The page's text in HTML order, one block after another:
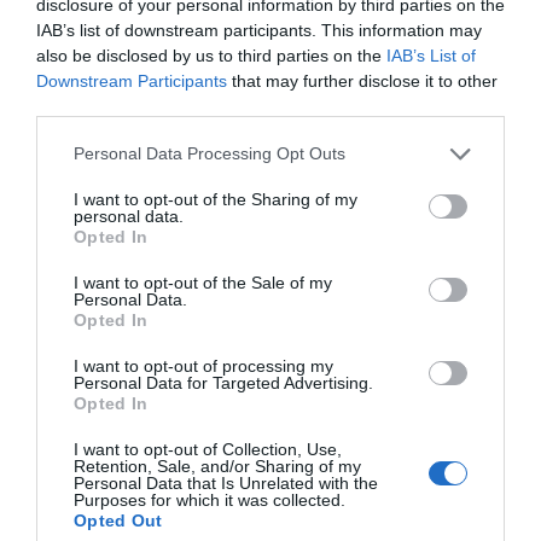
disclosure of your personal information by third parties on the
IAB’s list of downstream participants. This information may
also be disclosed by us to third parties on the IAB’s List of
Downstream Participants that may further disclose it to other
Personal Data Processing Opt Outs
I want to opt-out of the Sharing of my
personal data.
Opted In
I want to opt-out of the Sale of my
Personal Data.
Opted In
I want to opt-out of processing my
Personal Data for Targeted Advertising.
Opted In
I want to opt-out of Collection, Use,
Retention, Sale, and/or Sharing of my
Personal Data that Is Unrelated with the
Purposes for which it was collected.
Opted Out
Fuente: Ministerio de Ciencia, Innovación y
Universidades / BBVA
Con todo ello, destaca el informe, se observa que
relación con la cifra de graduados, sino que esto
responde a un desajuste entre la oferta formativa
y la ocupación. De hecho, los primeros 20 grados
estudiantes "más que proporcional", pero a
medida que avanzan las posiciones del ranking, se
puede ver que esta relación positiva se diluye y
hay estudios con muchos estudiantes y poca
Periodismo cuenta con 3.631 graduados y sólo un
69,1% de afiliación.